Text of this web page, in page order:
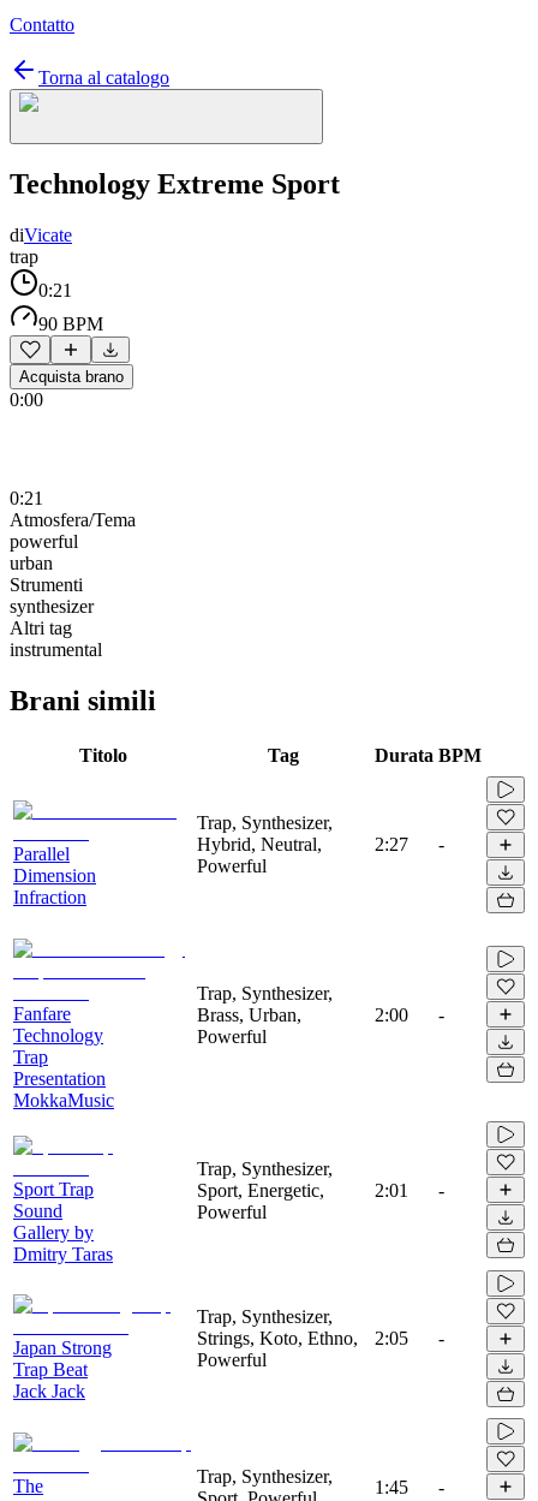
Contatto
Torna al catalogo
Technology Extreme Sport
diVicate
trap
0:21
90 BPM
Acquista brano
0:00
0:21
Atmosfera/Tema
powerful
urban
Strumenti
synthesizer
Altri tag
instrumental
Brani simili
Titolo Tag Durata BPM
Parallel
Dimension
Infraction
Trap, Synthesizer,
Hybrid, Neutral,
Powerful
2:27 -
Fanfare
Technology
Trap
Presentation
MokkaMusic
Trap, Synthesizer,
Brass, Urban,
Powerful
2:00 -
Sport Trap
Sound
Gallery by
Dmitry Taras
Trap, Synthesizer,
Sport, Energetic,
Powerful
2:01 -
Japan Strong
Trap Beat
Jack Jack
Trap, Synthesizer,
Strings, Koto, Ethno,
Powerful
2:05 -
The
Trap, Synthesizer,
1:45 -